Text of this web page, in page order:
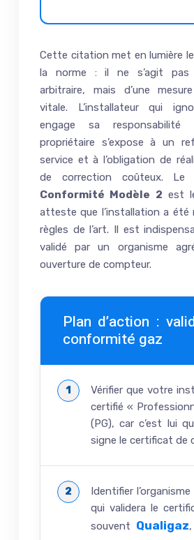
Cette citation met en lumière
la norme : il ne s’agit pas
arbitraire, mais d’une
vitale. L’installateur qui
engage sa
propriétaire s’expose à un
service et à l’obligation de
de correction coûteux. Le
Conformité Modèle 2 est
atteste que l’installation a été
règles de l’art. Il est
validé par un organisme
ouverture de compteur.
Plan d’action :
conformité gaz
Vérifier que votre
certifié «
(PG), car c’est lui
signe le certificat de
Identifier
qui validera le
souvent Qualigaz